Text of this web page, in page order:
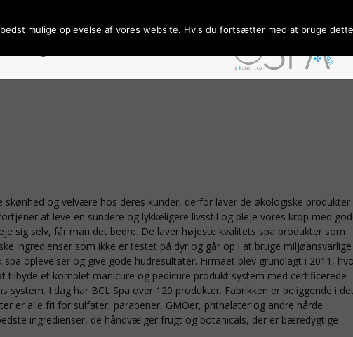
skønhed og velvære hos deres kunder, derfor laver de økologiske
at leve en sundere og lykkeligere livsstil og pleje vores krop med
sig selv, får man det bedre. De laver højeste kvalitets spa produkter som
ingredienser som ikke er testet på dyr og går op i at bruge miljøansvarlige
oplevelser og give gode hudresultater. Firmaet blev grundlagt i 2011,
tilbyde et komplet manicure og pedicure produkt system med certificerede
system. I dag har BCL Spa over 120 produkter. Fabrikken er beliggende i det
er alle fri for sulfater, parabener, GMOer, phthalater og andre hårde
ingredienser, de håndvælger frugt og botanicals, der er bæredygtige
mulige oplevelse af vores website. Hvis du fortsætter med at bruge